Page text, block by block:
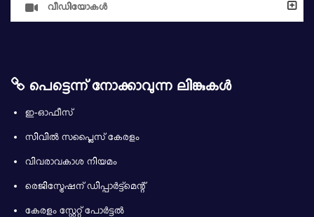
വീഡിയോകള്‍
പെട്ടെന്ന് നോക്കാവുന്ന ലിങ്കുകള്‍
ഇ-ഓഫീസ്
സിവിൽ സപ്ലൈസ് കേരളം
വിവരാവകാശ നിയമം
രെജിസ്ട്രേഷന് ഡിപ്പാർട്ട്മെന്റ്
കേരളം സ്റ്റേറ്റ് പോർട്ടൽ